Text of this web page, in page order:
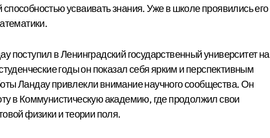
усваивать знания. Уже в школе проявились его
поступил в Ленинградский государственный университет на
годы он показал себя ярким и перспективным
Ландау привлекли внимание научного сообщества. Он
в Коммунистическую академию, где продолжил свои
физики и теории поля.